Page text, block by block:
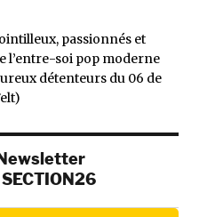
passionnés et
l’entre-soi pop moderne
détenteurs du 06 de